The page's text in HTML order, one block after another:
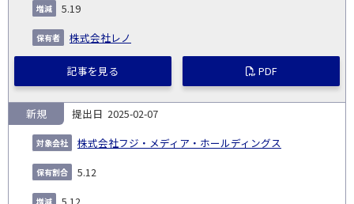
5.19
株式会社レノ
記事を見る PDF
2025-02-07
株式会社フジ・メディア・ホールディングス
新規
5.12